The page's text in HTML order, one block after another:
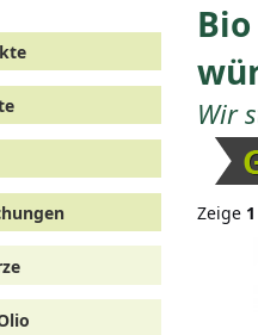
Wir
Zeige 1